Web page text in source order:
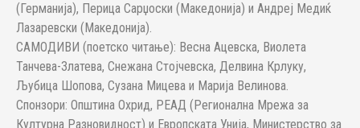
(Германија), Перица Сарџоски (Македонија) и Андреј Медиќ
Лазаревски (Македонија).
САМОДИВИ (поетско читање): Весна Ацевска, Виолета
Танчева-Златева, Снежана Стојчевска, Делвина Крлуку,
Љубица Шопова, Сузана Мицева и Марија Велинова.
Спонзори: Општина Охрид, РЕАД (Регионална Мрежа за
Културна Разновидност) и Европската Унија, Министерство за